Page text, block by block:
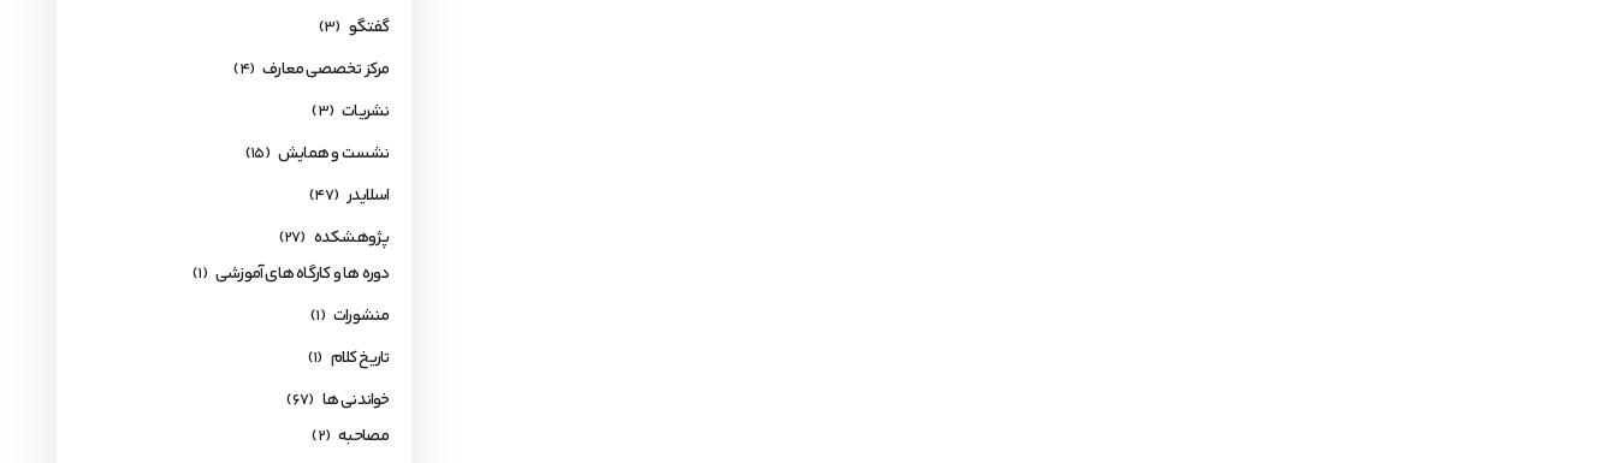
گفتگو (3)
مرکز تخصصی معارف (4)
نشریات (3)
نشست و همایش (15)
اسلایدر (47)
پژوهشکده (27)
دوره ها و کارگاه های آموزشی (1)
منشورات (1)
تاریخ کلام (1)
خواندنی ها (67)
مصاحبه (2)